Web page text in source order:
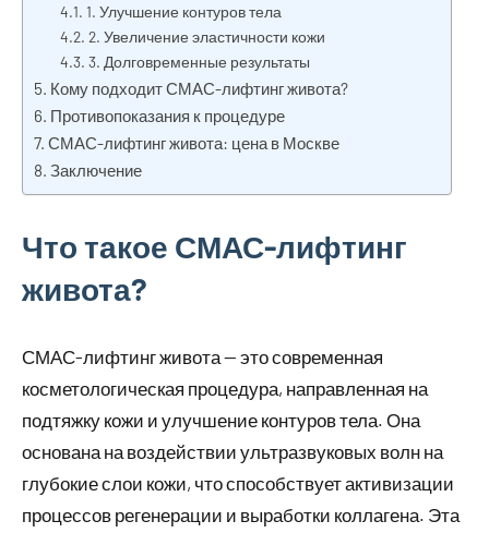
1. Улучшение контуров тела
2. Увеличение эластичности кожи
3. Долговременные результаты
Кому подходит СМАС-лифтинг живота?
Противопоказания к процедуре
СМАС-лифтинг живота: цена в Москве
Заключение
Что такое СМАС-лифтинг
живота?
СМАС-лифтинг живота — это современная
косметологическая процедура, направленная на
подтяжку кожи и улучшение контуров тела. Она
основана на воздействии ультразвуковых волн на
глубокие слои кожи, что способствует активизации
процессов регенерации и выработки коллагена. Эта